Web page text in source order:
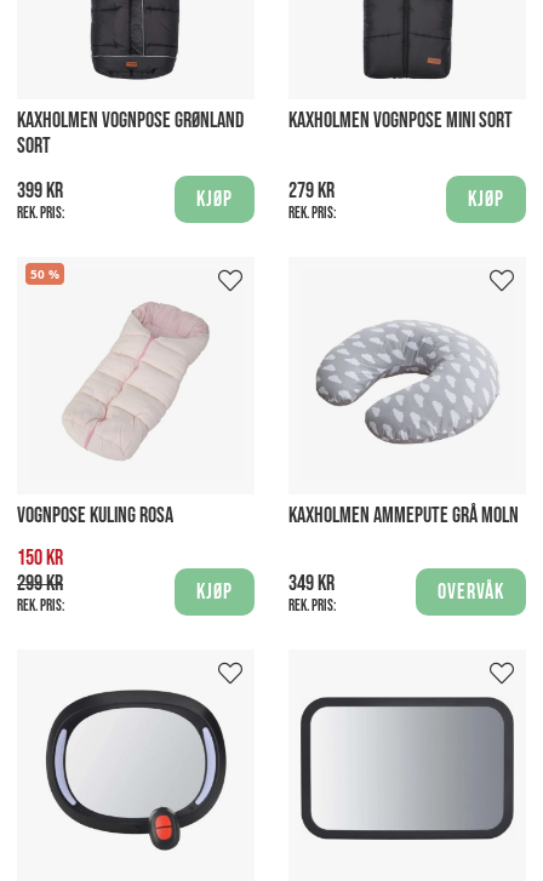
KAXHOLMEN VOGNPOSE GRØNLAND
SORT
399 kr
Rek. pris:
Kjøp
KAXHOLMEN VOGNPOSE MINI SORT
279 kr
Rek. pris:
Kjøp
50
VOGNPOSE KULING ROSA
150 kr
299 kr
Rek. pris:
Kjøp
KAXHOLMEN AMMEPUTE GRÅ MOLN
349 kr
Rek. pris:
Overvåk